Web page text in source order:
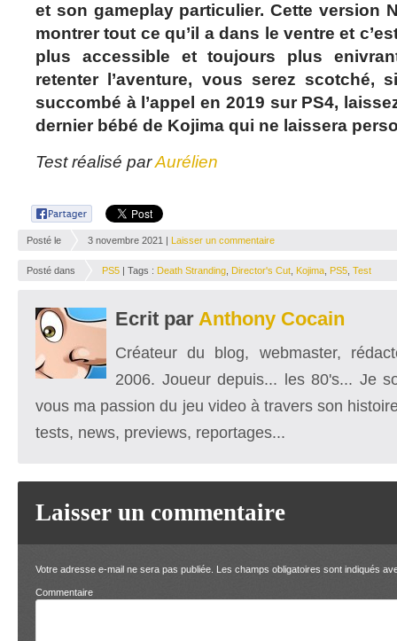
et son gameplay particulier. Cette version
montrer tout ce qu’il a dans le ventre et
plus accessible et toujours plus
retenter l’aventure, vous serez scotché,
succombé à l’appel en 2019 sur PS4,
dernier bébé de Kojima qui ne laissera
Test réalisé parAurélien
Posté le 3 novembre 2021 | Laisser un commentaire
Posté dans PS5 | Tags : Death Stranding Director's Cut Kojima PS5 Test
Ecrit par Anthony Cocain
Créateur du blog, webmaster,
2006. Joueur depuis... les 80's... Je
vous ma passion du jeu video à travers son
tests, news, previews, reportages...
Laisser un commentaire
Votre adresse e-mail ne sera pas publiée. Les champs obligatoires sont indiqués